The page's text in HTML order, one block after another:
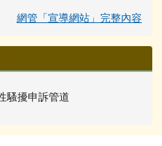
網管「宣導網站」完整內容